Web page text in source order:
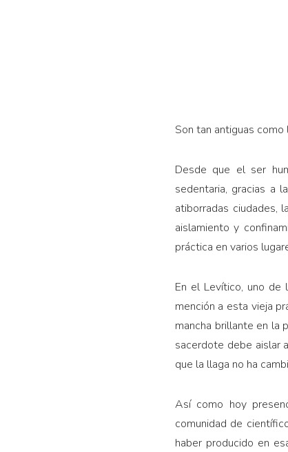
Son tan antiguas como
Desde que el ser
sedentaria, gracias a
atiborra­das ciudades,
aislamiento y
práctica en varios
En el Levítico, uno
mención a esta vieja
mancha brillante en la
sacerdote debe aislar
que la llaga no ha
Así como hoy
comunidad de
haber producido en